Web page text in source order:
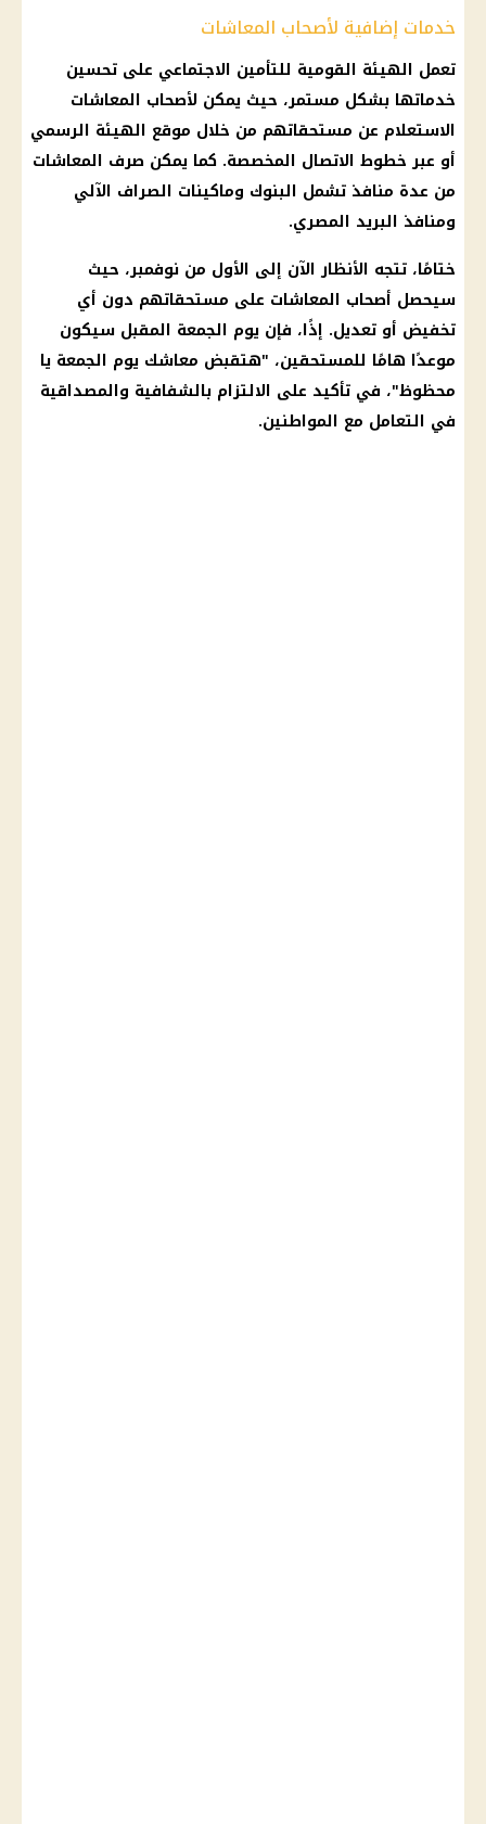
خدمات إضافية لأصحاب المعاشات
تعمل الهيئة القومية للتأمين الاجتماعي على تحسين
خدماتها بشكل مستمر، حيث يمكن لأصحاب المعاشات
الاستعلام عن مستحقاتهم من خلال موقع الهيئة الرسمي
أو عبر خطوط الاتصال المخصصة. كما يمكن صرف المعاشات
من عدة منافذ تشمل البنوك وماكينات الصراف الآلي
ومنافذ البريد المصري.
ختامًا، تتجه الأنظار الآن إلى الأول من نوفمبر، حيث
سيحصل أصحاب المعاشات على مستحقاتهم دون أي
تخفيض أو تعديل. إذًا، فإن يوم الجمعة المقبل سيكون
موعدًا هامًا للمستحقين، "هتقبض معاشك يوم الجمعة يا
محظوظ"، في تأكيد على الالتزام بالشفافية والمصداقية
في التعامل مع المواطنين.